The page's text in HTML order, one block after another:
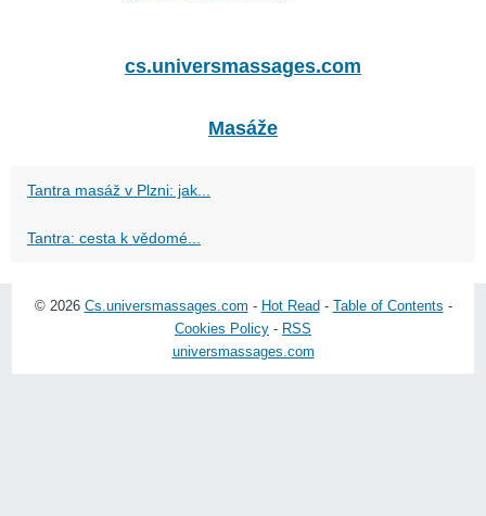
cs.universmassages.com
Masáže
Tantra masáž v Plzni: jak...
Tantra: cesta k vědomé...
© 2026 Cs.universmassages.com - Hot Read- Table of Contents -
Cookies Policy - RSS
universmassages.com